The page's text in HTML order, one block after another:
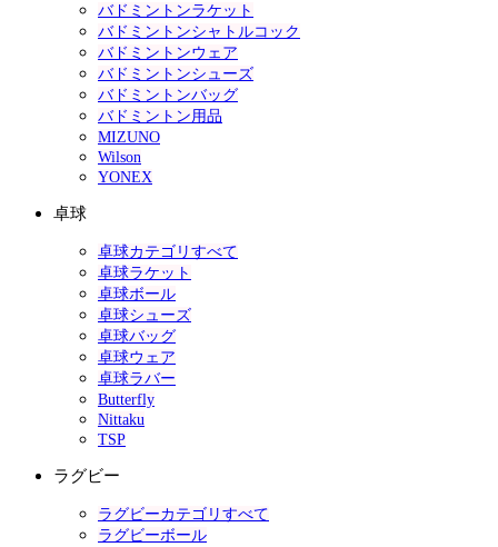
バドミントンラケット
バドミントンシャトルコック
バドミントンウェア
バドミントンシューズ
バドミントンバッグ
バドミントン用品
MIZUNO
Wilson
YONEX
卓球
卓球カテゴリすべて
卓球ラケット
卓球ボール
卓球シューズ
卓球バッグ
卓球ウェア
卓球ラバー
Butterfly
Nittaku
TSP
ラグビー
ラグビーカテゴリすべて
ラグビーボール